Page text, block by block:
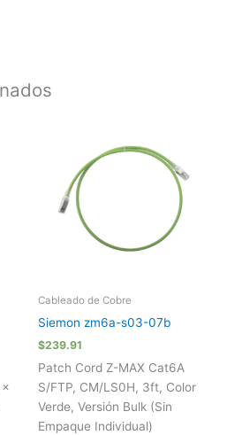
x
Cableado de Cobre
Siemon zm6a-s03-07b
$239.91
Patch Cord Z-MAX Cat6A
S/FTP, CM/LS0H, 3ft, Color
Verde, Versión Bulk (Sin
Empaque Individual)